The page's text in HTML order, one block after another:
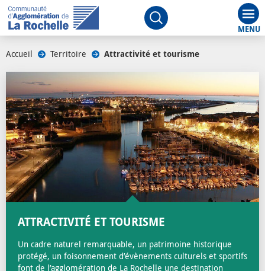
Ouvrir le moteur de
Accueil Territoire Attractivité et tourisme
ATTRACTIVITÉ ET TOURISME
Un cadre naturel remarquable, un patrimoine historique
protégé, un foisonnement d’évènements culturels et sportifs
font de l’agglomération de La Rochelle une destination